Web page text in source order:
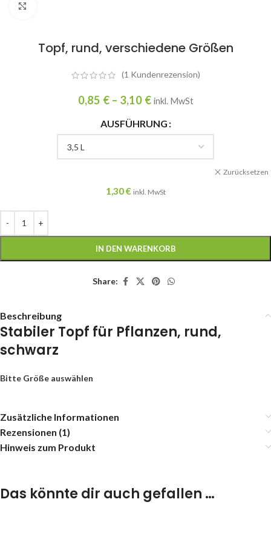
Topf, rund, verschiedene Größen
(1 Kundenrezension)
0,85 € – 3,10 € inkl. MwSt
AUSFÜHRUNG
Zurücksetzen
1,30€ inkl. MwSt
IN DEN WARENKORB
Share:
Beschreibung
Stabiler Topf für Pflanzen, rund,
schwarz
Bitte Größe auswählen
Zusätzliche Informationen
Rezensionen (1)
Hinweis zum Produkt
Das könnte dir auch gefallen …